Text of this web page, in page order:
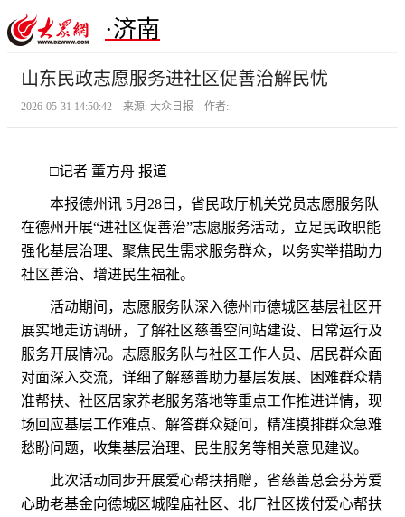
·济南
山东民政志愿服务进社区促善治解民忧
2026-05-31 14:50:42 来源: 大众日报 作者:
□记者 董方舟 报道
本报德州讯 5月28日，省民政厅机关党员志愿服务队
在德州开展“进社区促善治”志愿服务活动，立足民政职能
强化基层治理、聚焦民生需求服务群众，以务实举措助力
社区善治、增进民生福祉。
活动期间，志愿服务队深入德州市德城区基层社区开
展实地走访调研，了解社区慈善空间站建设、日常运行及
服务开展情况。志愿服务队与社区工作人员、居民群众面
对面深入交流，详细了解慈善助力基层发展、困难群众精
准帮扶、社区居家养老服务落地等重点工作推进详情，现
场回应基层工作难点、解答群众疑问，精准摸排群众急难
愁盼问题，收集基层治理、民生服务等相关意见建议。
此次活动同步开展爱心帮扶捐赠，省慈善总会芬芳爱
心助老基金向德城区城隍庙社区、北厂社区拨付爱心帮扶